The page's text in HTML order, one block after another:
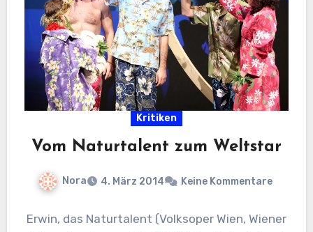
Kritiken
Vom Naturtalent zum Weltstar
Nora 4. März 2014 Keine Kommentare
Erwin, das Naturtalent (Volksoper Wien, Wiener